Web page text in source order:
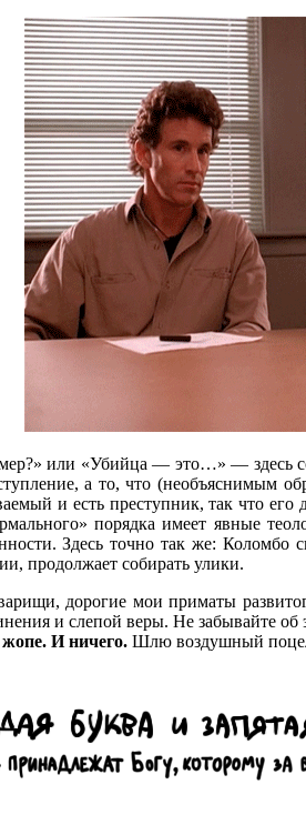
или «Убийца — это…» — здесь
а то, что (необъяснимым
и есть преступник, так что
порядка имеет явные
Здесь точно так же:
продолжает собирать улики.
дорогие мои приматы
и слепой веры. Не забывайте
И ничего. Шлю воздушный